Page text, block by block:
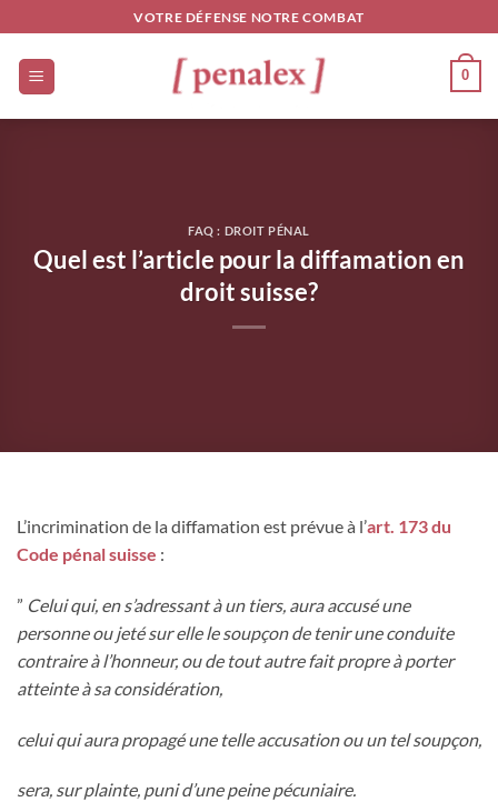
au
contenu
VOTRE DÉFENSE NOTRE COMBAT
0
FAQ : DROIT PÉNAL
Quel est l’article pour la diffamation en
droit suisse?
L’incrimination de la diffamation est prévue à l’art. 173 du
Code pénal suisse :
” Celui qui, en s’adressant à un tiers, aura accusé une
personne ou jeté sur elle le soupçon de tenir une conduite
contraire à l’hon­neur, ou de tout autre fait propre à porter
atteinte à sa considération,
celui qui aura propagé une telle accusation ou un tel soupçon,
sera, sur plainte, puni d’une peine pécuniaire.